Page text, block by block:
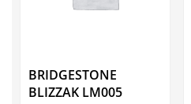
BRIDGESTONE
BLIZZAK LM005